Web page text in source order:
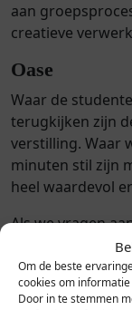
Om de beste
cookies om
Door in te stemmen
aan
creatieve
Oase
Waar de
terugkijken zijn
verstilling. Waar
minuten stil zijn
heel waardevol
Als we vragen
gebracht heeft
meer open te
tegenhoudt,